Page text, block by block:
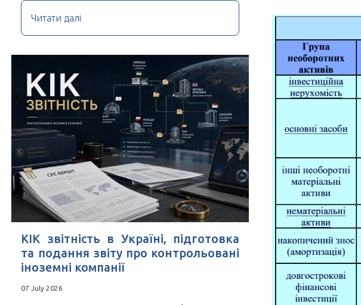
Читати далі
КІК звітність в Україні, підготовка
та подання звіту про контрольовані
іноземні компанії
07 July 2026